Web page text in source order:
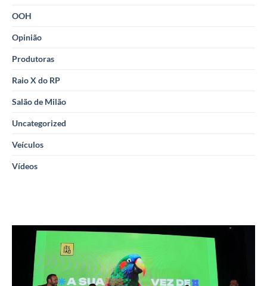
OOH
Opinião
Produtoras
Raio X do RP
Salão de Milão
Uncategorized
Veículos
Vídeos